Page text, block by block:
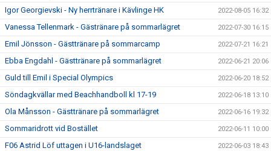
Igor Georgievski - Ny herrtränare i Kävlinge HK 2022-08-05 16:32
Vanessa Tellenmark - Gästränare på sommarlägret 2022-07-30 16:15
Emil Jönsson - Gästtränare på sommarcamp 2022-07-21 16:21
Ebba Engdahl - Gästtränare på sommarlägret 2022-06-21 20:06
Guld till Emil i Special Olympics 2022-06-20 18:52
Söndagkvällar med Beachhandboll kl 17-19 2022-06-18 13:10
Ola Månsson - Gästtränare på sommarlägret 2022-06-16 19:32
Sommaridrott vid Bostället 2022-06-11 10:00
F06 Astrid Löf uttagen i U16-landslaget 2022-06-03 18:43